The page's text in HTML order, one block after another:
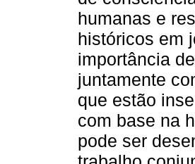
humanas e
históricos em
importância
juntamente
que estão
com base na
pode ser